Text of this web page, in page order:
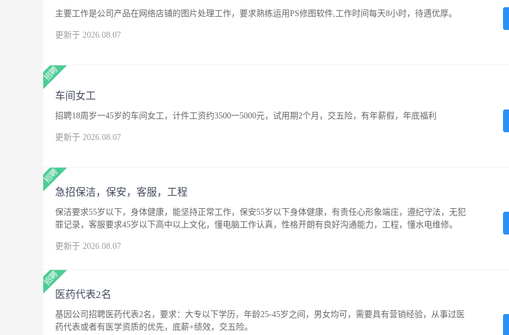
主要工作是公司产品在网络店铺的图片处理工作，要求熟练运用PS修图软件,工作时间每天8小时，待遇优厚。
更新于 2026.08.07
车间女工
招聘18周岁一45岁的车间女工，计件工资约3500一5000元，试用期2个月，交五险，有年薪假，年底福利
更新于 2026.08.07
急招保洁，保安，客服，工程
保洁要求55岁以下，身体健康，能坚持正常工作，保安55岁以下身体健康，有责任心形象端庄，遵纪守法，无犯
罪记录，客服要求45岁以下高中以上文化，懂电脑工作认真，性格开朗有良好沟通能力，工程，懂水电维修。
更新于 2026.08.07
医药代表2名
基因公司招聘医药代表2名，要求：大专以下学历，年龄25-45岁之间，男女均可，需要具有营销经验，从事过医
药代表或者有医学资质的优先，底薪+绩效，交五险。